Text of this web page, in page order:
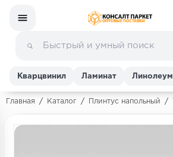
Ламинат
Кварцвинил Ламинат Линолеум
Главная / Каталог / Плинтус напольный /